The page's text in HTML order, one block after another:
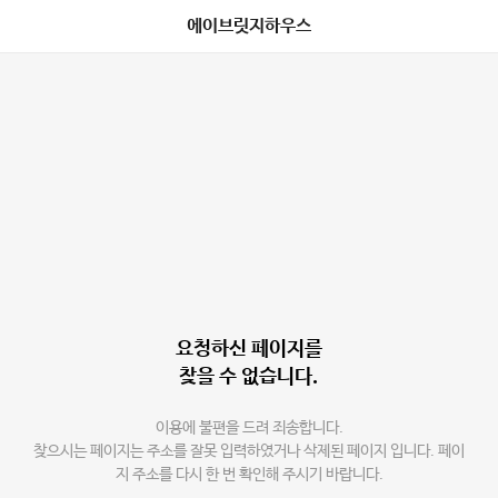
에이브릿지하우스
요청하신 페이지를
찾을 수 없습니다.
이용에 불편을 드려 죄송합니다.
찾으시는 페이지는 주소를 잘못 입력하였거나 삭제된 페이지 입니다. 페이
지 주소를 다시 한 번 확인해 주시기 바랍니다.